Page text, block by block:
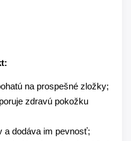
na prospešné zložky;
zdravú pokožku
a dodáva im pevnosť;